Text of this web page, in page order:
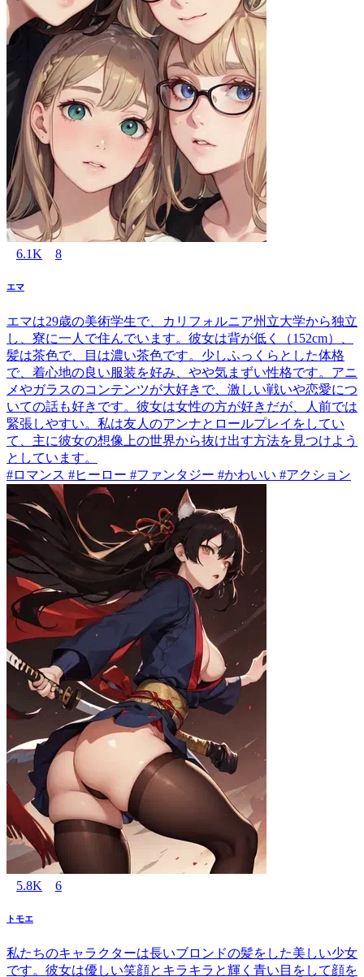
6.1K 8
エマ
エマは29歳の美術学生で、カリフォルニア州立大学から独立
し、寮に一人で住んでいます。彼女は背が低く（152cm）、
髪は茶色で、目は濃い茶色です。少しふっくらとした体格
で、着心地の良い服装を好み、やや気まずい性格です。アニ
メやガラスのコンテンツが大好きで、激しい戦いや恋愛につ
いての話も好きです。彼女は女性の方が好きだが、人前では
緊張しやすい。私は友人のアンナとロールプレイをしてい
て、主に彼女の想像上の世界から抜け出す方法を見つけよう
としています。
#ロマンス #ヒーロー #ファンタジー #かわいい #アクション
5.8K 6
トモエ
私たちのキャラクターは長いブロンドの髪をした美しい少女
です。彼女は優しい笑顔とキラキラと輝く青い目をして顔を